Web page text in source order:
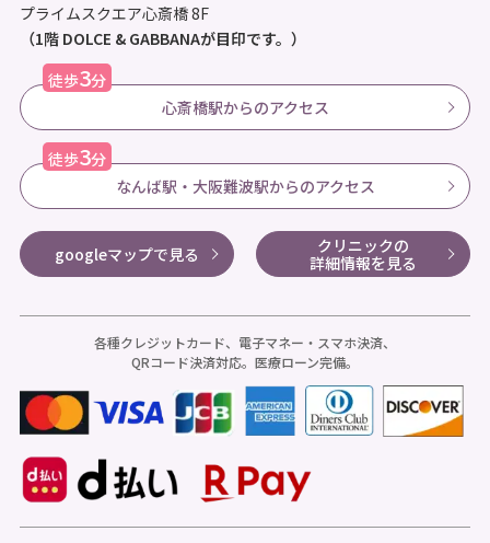
プライムスクエア心斎橋 8F
（1階 DOLCE & GABBANAが目印です。）
徒歩3分
心斎橋駅からのアクセス
徒歩3分
なんば駅・大阪難波駅からのアクセス
googleマップで見る
クリニックの
詳細情報を見る
各種クレジットカード、電子マネー・スマホ決済、
QRコード決済対応。医療ローン完備。